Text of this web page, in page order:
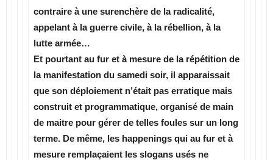
contraire à une surenchère de la radicalité,
appelant à la guerre civile, à la rébellion, à la
lutte armée…
Et pourtant au fur et à mesure de la répétition de
la manifestation du samedi soir, il apparaissait
que son déploiement n’était pas erratique mais
construit et programmatique, organisé de main
de maitre pour gérer de telles foules sur un long
terme. De même, les happenings qui au fur et à
mesure remplaçaient les slogans usés ne